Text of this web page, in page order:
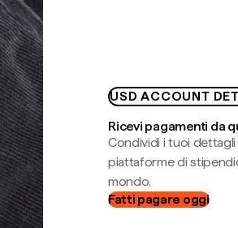
USD ACCOUNT
Ricevi pagamenti da
Condividi i tuoi dettagli
piattaforme di
mondo.
Fatti pagare oggi